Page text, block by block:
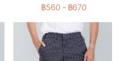
฿560 - ฿670